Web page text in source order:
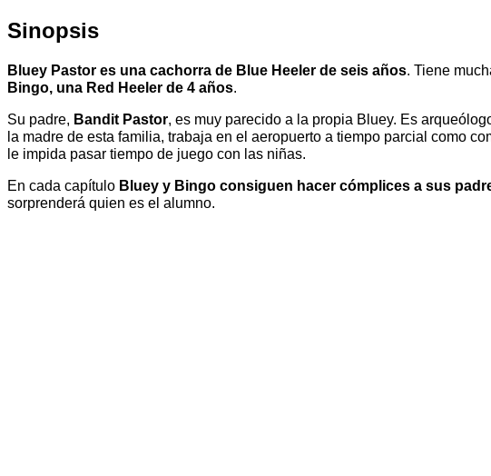
Sinopsis
Bluey Pastor es una cachorra de Blue Heeler de seis años. Tiene
Bingo, una Red Heeler de 4 años.
Su padre, Bandit Pastor, es muy parecido a la propia Bluey. Es
la madre de esta familia, trabaja en el aeropuerto a tiempo parcial como
le impida pasar tiempo de juego con las niñas.
En cada capítulo Bluey y Bingo consiguen hacer cómplices a sus
sorprenderá quien es el alumno.